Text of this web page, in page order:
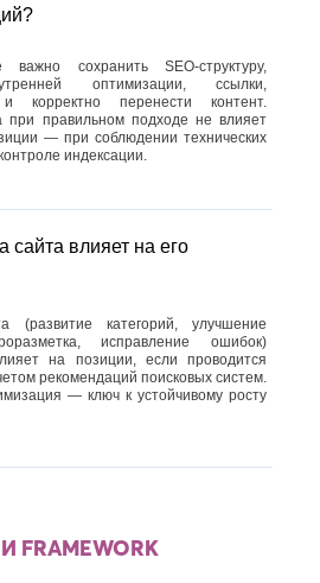
сохранить SEO-структуру,
оптимизации, ссылки,
и корректно перенести контент.
при правильном подходе не влияет
— при соблюдении технических
индексации.
сайта влияет на его
(развитие категорий, улучшение
исправление ошибок)
на позиции, если проводится
рекомендаций поисковых систем.
— ключ к устойчивому росту
FRAMEWORK